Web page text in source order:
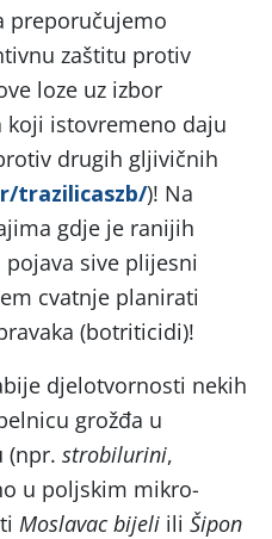
preporučujemo
zaštitu protiv
loze uz izbor
istovremeno daju
drugih gljivičnih
trazilicaszb/)! Na
gdje je ranijih
sive plijesni
cvatnje planirati
(botriticidi)!
djelotvornosti nekih
grožđa u
(npr. strobilurini,
u poljskim mikro-
Moslavac bijeli ili Šipon